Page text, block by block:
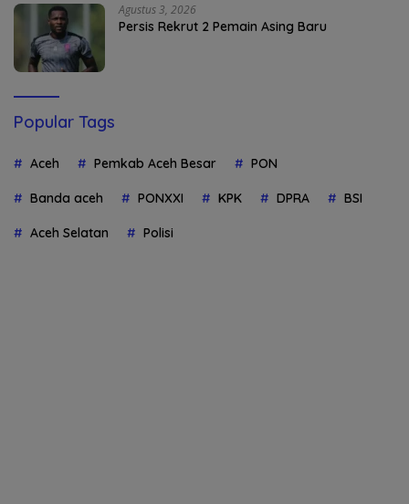
Agustus 3, 2026
Persis Rekrut 2 Pemain Asing Baru
Popular Tags
Aceh Pemkab Aceh Besar PON
Banda aceh PONXXI KPK DPRA BSI
Aceh Selatan Polisi